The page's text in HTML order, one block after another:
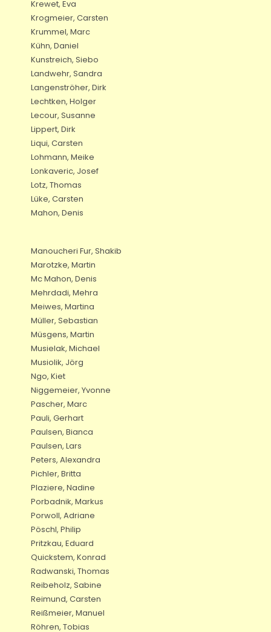
Krewet, Eva
Krogmeier, Carsten
Krummel, Marc
Kühn, Daniel
Kunstreich, Siebo
Landwehr, Sandra
Langenströher, Dirk
Lechtken, Holger
Lecour, Susanne
Lippert, Dirk
Liqui, Carsten
Lohmann, Meike
Lonkaveric, Josef
Lotz, Thomas
Lüke, Carsten
Mahon, Denis
Manoucheri Fur, Shakib
Marotzke, Martin
Mc Mahon, Denis
Mehrdadi, Mehra
Meiwes, Martina
Müller, Sebastian
Müsgens, Martin
Musielak, Michael
Musiolik, Jörg
Ngo, Kiet
Niggemeier, Yvonne
Pascher, Marc
Pauli, Gerhart
Paulsen, Bianca
Paulsen, Lars
Peters, Alexandra
Pichler, Britta
Plaziere, Nadine
Porbadnik, Markus
Porwoll, Adriane
Pöschl, Philip
Pritzkau, Eduard
Quickstem, Konrad
Radwanski, Thomas
Reibeholz, Sabine
Reimund, Carsten
Reißmeier, Manuel
Röhren, Tobias